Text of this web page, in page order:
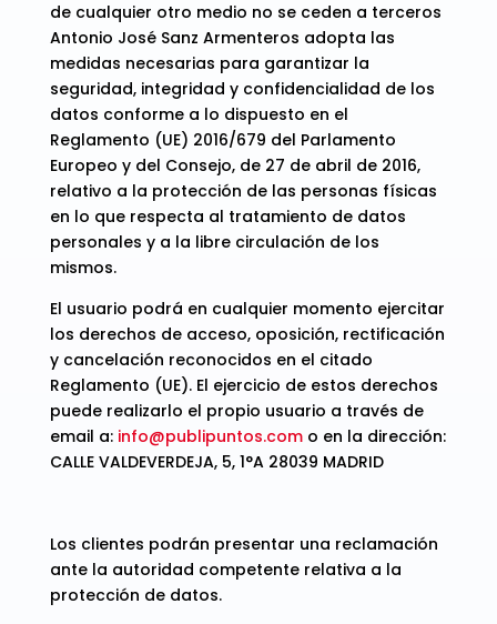
de cualquier otro medio no se ceden a terceros
Antonio José Sanz Armenteros adopta las
medidas necesarias para garantizar la
seguridad, integridad y confidencialidad de los
datos conforme a lo dispuesto en el
Reglamento (UE) 2016/679 del Parlamento
Europeo y del Consejo, de 27 de abril de 2016,
relativo a la protección de las personas físicas
en lo que respecta al tratamiento de datos
personales y a la libre circulación de los
mismos.
El usuario podrá en cualquier momento ejercitar
los derechos de acceso, oposición, rectificación
y cancelación reconocidos en el citado
Reglamento (UE). El ejercicio de estos derechos
puede realizarlo el propio usuario a través de
email a: info@publipuntos.com o en la dirección:
CALLE VALDEVERDEJA, 5, 1°A 28039 MADRID
Los clientes podrán presentar una reclamación
ante la autoridad competente relativa a la
protección de datos.